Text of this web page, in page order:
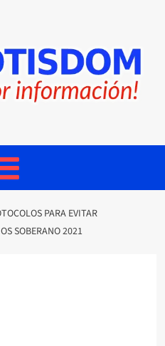
PARA EVITAR
SOBERANO 2021